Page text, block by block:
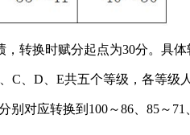
转换时赋分起点为30分。具体
、D、E共五个等级，各等级
对应转换到100～86、85～